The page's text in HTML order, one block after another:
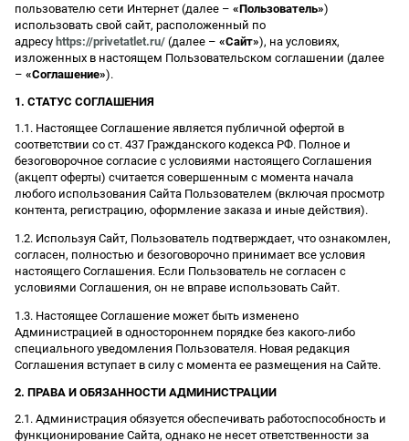
пользователю сети Интернет (далее – «Пользователь»)
использовать свой сайт, расположенный по
адресу https://privetatlet.ru/ (далее – «Сайт»), на условиях,
изложенных в настоящем Пользовательском соглашении (далее
– «Соглашение»).
1. СТАТУС СОГЛАШЕНИЯ
1.1. Настоящее Соглашение является публичной офертой в
соответствии со ст. 437 Гражданского кодекса РФ. Полное и
безоговорочное согласие с условиями настоящего Соглашения
(акцепт оферты) считается совершенным с момента начала
любого использования Сайта Пользователем (включая просмотр
контента, регистрацию, оформление заказа и иные действия).
1.2. Используя Сайт, Пользователь подтверждает, что ознакомлен,
согласен, полностью и безоговорочно принимает все условия
настоящего Соглашения. Если Пользователь не согласен с
условиями Соглашения, он не вправе использовать Сайт.
1.3. Настоящее Соглашение может быть изменено
Администрацией в одностороннем порядке без какого-либо
специального уведомления Пользователя. Новая редакция
Соглашения вступает в силу с момента ее размещения на Сайте.
2. ПРАВА И ОБЯЗАННОСТИ АДМИНИСТРАЦИИ
2.1. Администрация обязуется обеспечивать работоспособность и
функционирование Сайта, однако не несет ответственности за